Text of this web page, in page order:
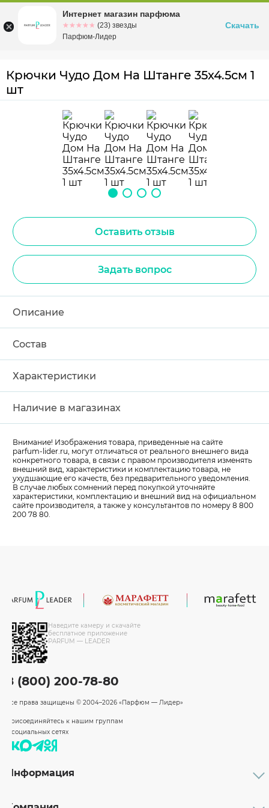
Омскул. Заозерная, 11, к. 1
Крючки Чудо Дом На Штанге 35х4.5см 1
шт
Оставить отзыв
Задать вопрос
Описание
Состав
Характеристики
Наличие в магазинах
Внимание! Изображения товара, приведенные на сайте
parfum-lider.ru, могут отличаться от реального внешнего вида
конкретного товара, в связи с правом производителя изменять
внешний вид, характеристики и комплектацию товара, не
ухудшающие его качеств, без предварительного уведомления.
В случае любых сомнений перед покупкой уточняйте
характеристики, комплектацию и внешний вид на официальном
сайте производителя, а также у консультантов по номеру 8 800
200 78 80.
Наведите камеру и скачайте
бесплатное приложение
PARFUM — LEADER
8 (800) 200-78-80
Все права защищены © 2004–2026 «Парфюм — Лидер»
Присоединяйтесь к нашим группам
в социальных сетях
Информация
Интернет магазин парфюма
☆☆☆☆☆
★★★★★ (23) звезды
Парфюм-Лидер
Скачать